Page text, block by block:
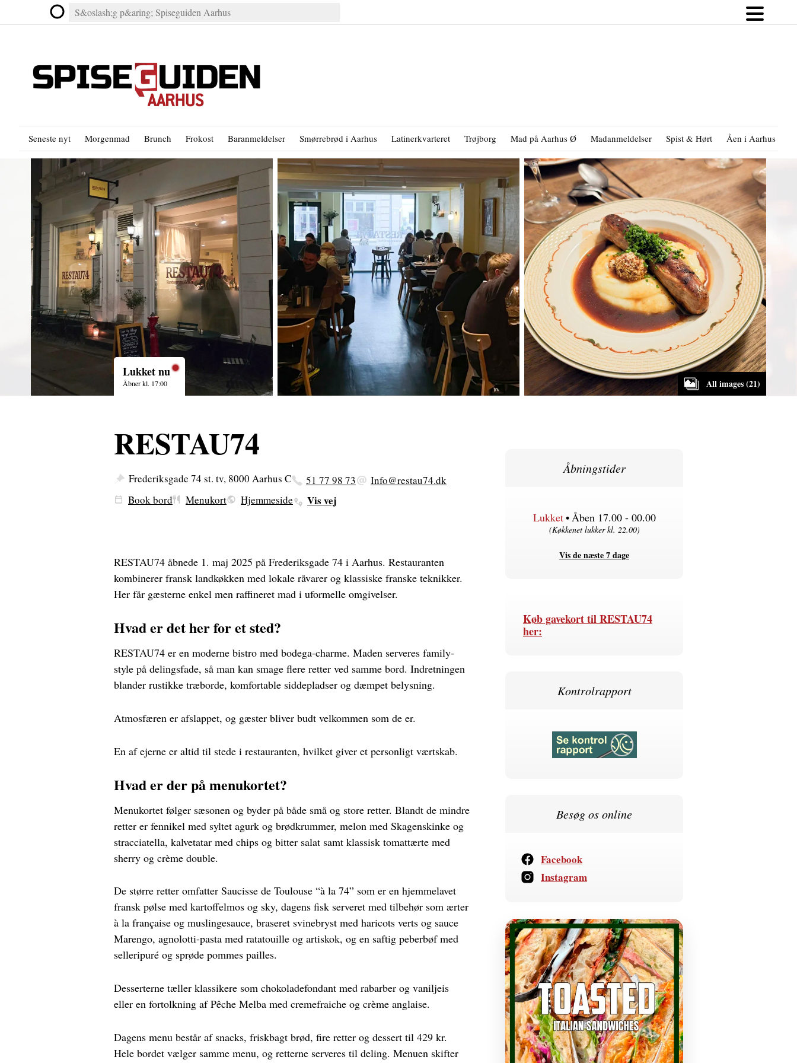
Seneste nyt Morgenmad Brunch Frokost Baranmeldelser Smørrebrød i Aarhus Latinerkvarteret Trøjborg Mad på Aarhus Ø Madanmeldelser Spist & Hørt Åen i Aarhus
All images (21)
Lukket nu
Åbner kl. 17:00
RESTAU74
Frederiksgade 74 st. tv, 8000 Aarhus C 51 77 98 73
Info@restau74.dk
Book bord
Menukort Hjemmeside Vis vej
RESTAU74 åbnede 1. maj 2025 på Frederiksgade 74 i Aarhus. Restauranten
kombinerer fransk landkøkken med lokale råvarer og klassiske franske teknikker.
Her får gæsterne enkel men raffineret mad i uformelle omgivelser.
Hvad er det her for et sted?
RESTAU74 er en moderne bistro med bodega-charme. Maden serveres family-
style på delingsfade, så man kan smage flere retter ved samme bord. Indretningen
blander rustikke træborde, komfortable siddepladser og dæmpet belysning.
Atmosfæren er afslappet, og gæster bliver budt velkommen som de er.
En af ejerne er altid til stede i restauranten, hvilket giver et personligt værtskab.
Hvad er der på menukortet?
Menukortet følger sæsonen og byder på både små og store retter. Blandt de mindre
retter er fennikel med syltet agurk og brødkrummer, melon med Skagenskinke og
stracciatella, kalvetatar med chips og bitter salat samt klassisk tomattærte med
sherry og crème double.
De større retter omfatter Saucisse de Toulouse “à la 74” som er en hjemmelavet
fransk pølse med kartoffelmos og sky, dagens fisk serveret med tilbehør som ærter
à la française og muslingesauce, braseret svinebryst med haricots verts og sauce
Marengo, agnolotti-pasta med ratatouille og artiskok, og en saftig peberbøf med
selleripuré og sprøde pommes pailles.
Desserterne tæller klassikere som chokoladefondant med rabarber og vaniljeis
eller en fortolkning af Pêche Melba med cremefraiche og crème anglaise.
Dagens menu består af snacks, friskbagt brød, fire retter og dessert til 429 kr.
Hele bordet vælger samme menu, og retterne serveres til deling. Menuen skifter
Åbningstider
Lukket•Åben 17.00 - 00.00
Køkkenet lukker kl. 22.00
Vis de næste 7 dage
Køb gavekort til RESTAU74
her:
Kontrolrapport
Besøg os online
Facebook
Instagram